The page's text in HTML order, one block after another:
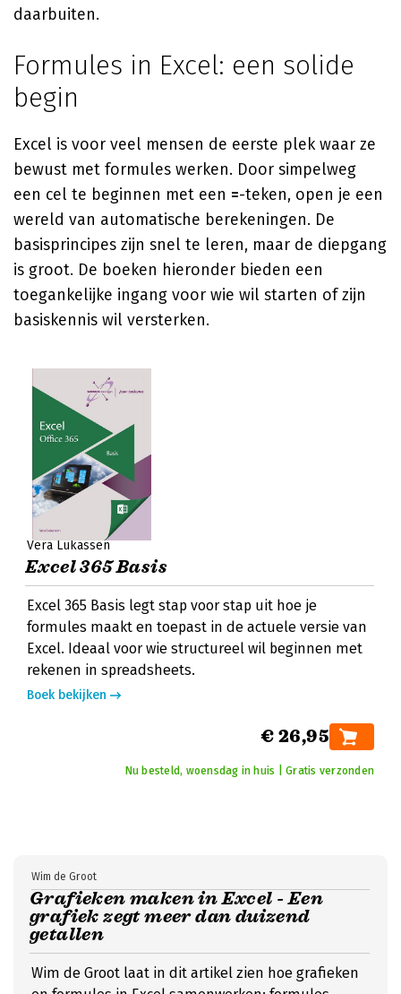
daarbuiten.
Formules in Excel: een solide
begin
Excel is voor veel mensen de eerste plek waar ze
bewust met formules werken. Door simpelweg
een cel te beginnen met een =-teken, open je een
wereld van automatische berekeningen. De
basisprincipes zijn snel te leren, maar de diepgang
is groot. De boeken hieronder bieden een
toegankelijke ingang voor wie wil starten of zijn
basiskennis wil versterken.
Vera Lukassen
Excel 365 Basis
Excel 365 Basis legt stap voor stap uit hoe je
formules maakt en toepast in de actuele versie van
Excel. Ideaal voor wie structureel wil beginnen met
rekenen in spreadsheets.
Boek bekijken
€ 26,95
Nu besteld, woensdag in huis | Gratis verzonden
Grafieken maken in Excel - Een
grafiek zegt meer dan duizend
getallen
Wim de Groot
Wim de Groot laat in dit artikel zien hoe grafieken